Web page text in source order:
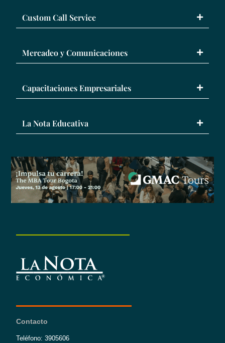
Custom Call Service
Mercadeo y Comunicaciones
Capacitaciones Empresariales
La Nota Educativa
Contacto
Teléfono: 3905606